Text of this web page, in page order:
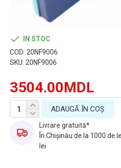
3504.00MDL
IN STOC
COD: 20NF9006
SKU: 20NF9006
ADAUGĂ ÎN COŞ
Livrare gratuită*
În Chișinău de la 1000 de
lei